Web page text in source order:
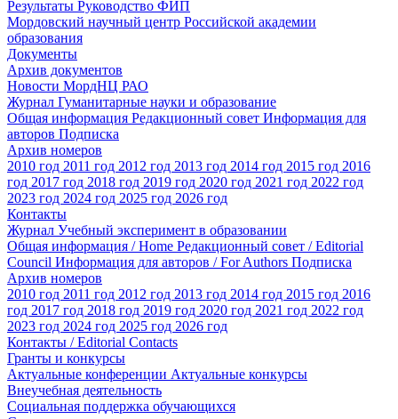
Результаты Руководство ФИП
Мордовский научный центр Российской академии
образования
Документы
Архив документов
Новости МордНЦ РАО
Журнал Гуманитарные науки и образование
Общая информация Редакционный совет Информация для
авторов Подписка
Архив номеров
2010 год 2011 год 2012 год 2013 год 2014 год 2015 год 2016
год 2017 год 2018 год 2019 год 2020 год 2021 год 2022 год
2023 год 2024 год 2025 год 2026 год
Контакты
Журнал Учебный эксперимент в образовании
Общая информация / Home Редакционный совет / Editorial
Council Информация для авторов / For Authors Подписка
Архив номеров
2010 год 2011 год 2012 год 2013 год 2014 год 2015 год 2016
год 2017 год 2018 год 2019 год 2020 год 2021 год 2022 год
2023 год 2024 год 2025 год 2026 год
Контакты / Editorial Contacts
Гранты и конкурсы
Актуальные конференции Актуальные конкурсы
Внеучебная деятельность
Социальная поддержка обучающихся